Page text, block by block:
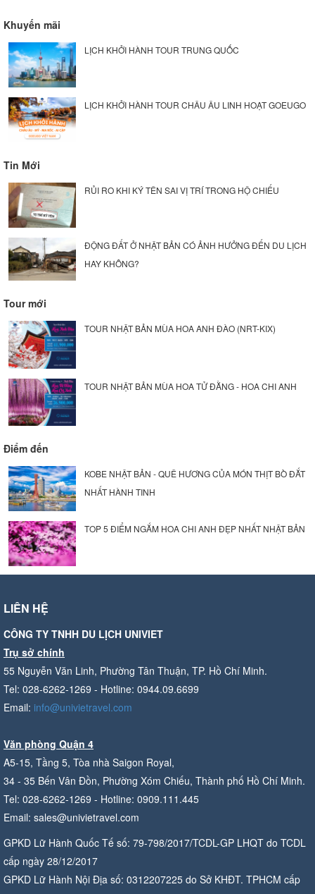
Khuyến mãi
LỊCH KHỞI HÀNH TOUR TRUNG QUỐC
LỊCH KHỞI HÀNH TOUR CHÂU ÂU LINH HOẠT GOEUGO
Tin Mới
RỦI RO KHI KÝ TÊN SAI VỊ TRÍ TRONG HỘ CHIẾU
ĐỘNG ĐẤT Ở NHẬT BẢN CÓ ẢNH HƯỞNG ĐẾN DU LỊCH
HAY KHÔNG?
Tour mới
TOUR NHẬT BẢN MÙA HOA ANH ĐÀO (NRT-KIX)
TOUR NHẬT BẢN MÙA HOA TỬ ĐẰNG - HOA CHI ANH
Điểm đến
KOBE NHẬT BẢN - QUÊ HƯƠNG CỦA MÓN THỊT BÒ ĐẮT
NHẤT HÀNH TINH
TOP 5 ĐIỂM NGẮM HOA CHI ANH ĐẸP NHẤT NHẬT BẢN
LIÊN HỆ
CÔNG TY TNHH DU LỊCH UNIVIET
Trụ sở chính
55 Nguyễn Văn Linh, Phường Tân Thuận, TP. Hồ Chí Minh.
Tel: 028-6262-1269 - Hotline: 0944.09.6699
Email: info@univietravel.com
Văn phòng Quận 4
A5-15, Tầng 5, Tòa nhà Saigon Royal,
34 - 35 Bến Vân Đồn, Phường Xóm Chiếu, Thành phố Hồ Chí Minh.
Tel: 028-6262-1269 - Hotline: 0909.111.445
Email: sales@univietravel.com
GPKD Lữ Hành Quốc Tế số: 79-798/2017/TCDL-GP LHQT do TCDL
cấp ngày 28/12/2017
GPKD Lữ Hành Nội Địa số: 0312207225 do Sở KHĐT. TPHCM cấp